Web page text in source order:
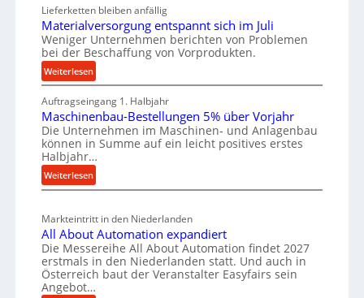
a
t
z
t
e
n
i
g
e
W
k
z
e
a
u
p
r
u
t
s
h
e
W
s
h
a
f
t
Lieferketten bleiben anfällig
Materialversorgung entspannt sich im Juli
Weniger Unternehmen berichten von Problemen
bei der Beschaffung von Vorprodukten.
Weiterlesen:
M
a
t
e
r
i
a
l
e
r
s
o
Auftragseingang 1. Halbjahr
Maschinenbau-Bestellungen 5% über Vorjahr
Die Unternehmen im Maschinen- und Anlagenbau
können in Summe auf ein leicht positives erstes
Halbjahr…
Weiterlesen:
M
s
c
h
i
n
Markteintritt in den Niederlanden
All About Automation expandiert
Die Messereihe All About Automation findet 2027
erstmals in den Niederlanden statt. Und auch in
Österreich baut der Veranstalter Easyfairs sein
Angebot…